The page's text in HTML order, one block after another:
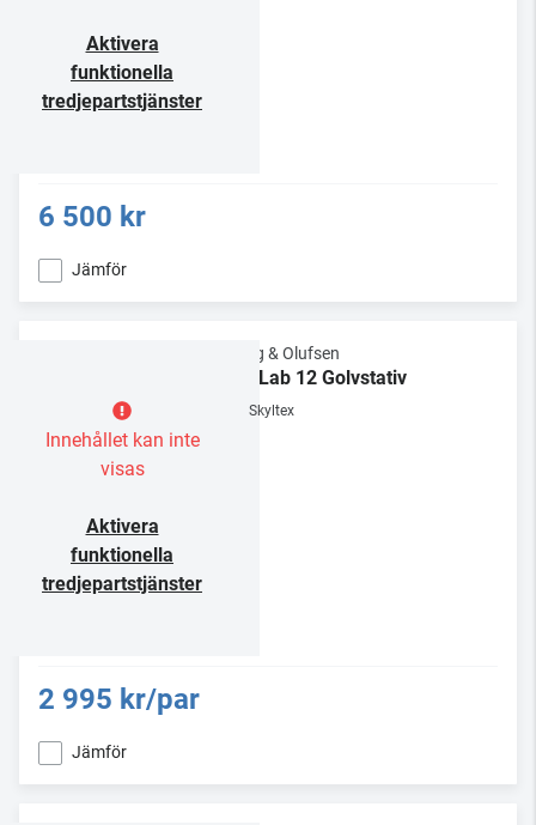
Aktivera
funktionella
tredjepartstjänster
6 500 kr
Jämför
Innehållet kan inte
visas
Aktivera
funktionella
tredjepartstjänster
Bang & Olufsen
BeoLab 12 Golvstativ
Skyltex
2 995 kr/par
Jämför